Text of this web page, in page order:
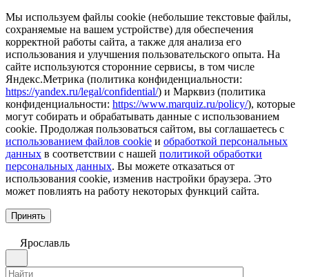
Мы используем файлы cookie (небольшие текстовые файлы,
сохраняемые на вашем устройстве) для обеспечения
корректной работы сайта, а также для анализа его
использования и улучшения пользовательского опыта. На
сайте используются сторонние сервисы, в том числе
Яндекс.Метрика (политика конфиденциальности:
https://yandex.ru/legal/confidential/) и Марквиз (политика
конфиденциальности: https://www.marquiz.ru/policy/), которые
могут собирать и обрабатывать данные с использованием
cookie. Продолжая пользоваться сайтом, вы соглашаетесь с
использованием файлов cookie и обработкой персональных
данных в соответствии с нашей политикой обработки
персональных данных. Вы можете отказаться от
использования cookie, изменив настройки браузера. Это
может повлиять на работу некоторых функций сайта.
Принять
Ярославль